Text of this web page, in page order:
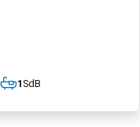
1SdB